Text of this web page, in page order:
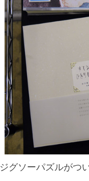
ジグソーパズルがつ